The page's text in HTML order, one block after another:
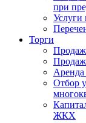
при
Услуги
Торги
Отбор
ЖКХ